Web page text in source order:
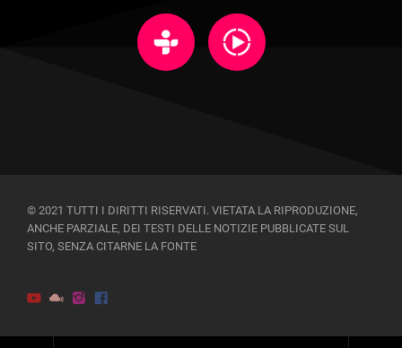
© 2021 TUTTI I DIRITTI RISERVATI. VIETATA LA RIPRODUZIONE,
ANCHE PARZIALE, DEI TESTI DELLE NOTIZIE PUBBLICATE SUL
SITO, SENZA CITARNE LA FONTE